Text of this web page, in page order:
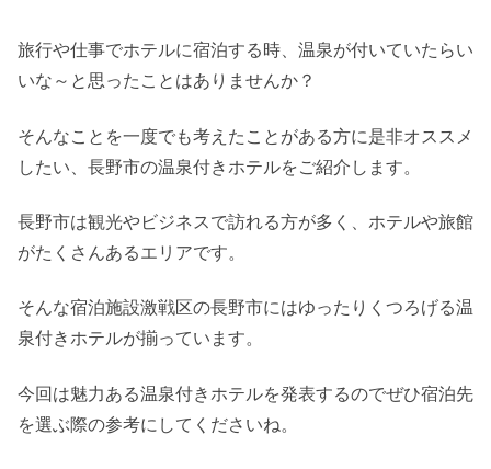
旅行や仕事でホテルに宿泊する時、温泉が付いていたらい
いな～と思ったことはありませんか？
そんなことを一度でも考えたことがある方に是非オススメ
したい、長野市の温泉付きホテルをご紹介します。
長野市は観光やビジネスで訪れる方が多く、ホテルや旅館
がたくさんあるエリアです。
そんな宿泊施設激戦区の長野市にはゆったりくつろげる温
泉付きホテルが揃っています。
今回は魅力ある温泉付きホテルを発表するのでぜひ宿泊先
を選ぶ際の参考にしてくださいね。